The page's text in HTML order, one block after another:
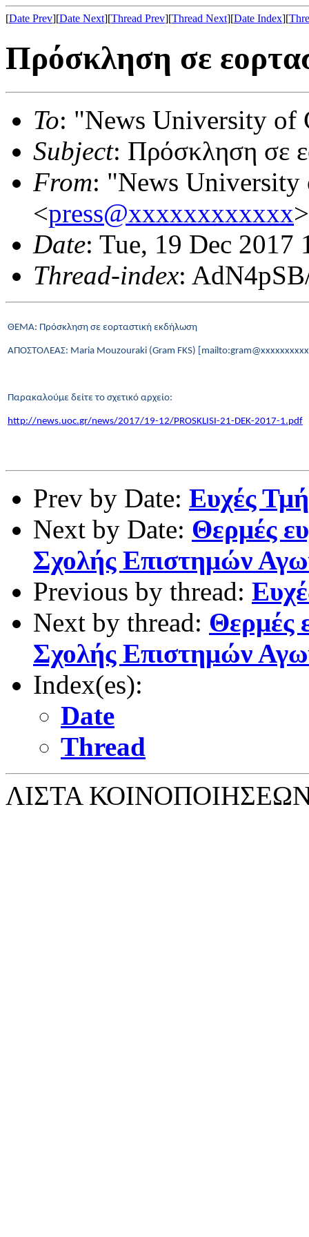
[Date Prev][Date Next][Thread Prev][Thread Next][Date Index][
Πρόσκληση σε
To: "News University of
Subject: Πρόσκληση σε
From: "News University
<press@xxxxxxxxxxxx>
Date: Tue, 19 Dec 2017
Thread-index:
ΘΕΜΑ: Πρόσκληση σε εορταστική εκδήλωση
ΑΠΟΣΤΟΛΕΑΣ: Maria Mouzοuraki (Gram FKS)
Παρακαλούμε δείτε το σχετικό αρχείο:
http://news.uoc.gr/news/2017/19-12/PROSKLISI -21- DEK-2017-1.pdf
Prev by Date: Ευχές
Next by Date: Θερμές
Σχολής Επιστημών
Previous by thread:
Next by thread: Θερμές
Σχολής Επιστημών
Index(es):
Date
Thread
ΛΙΣΤΑ